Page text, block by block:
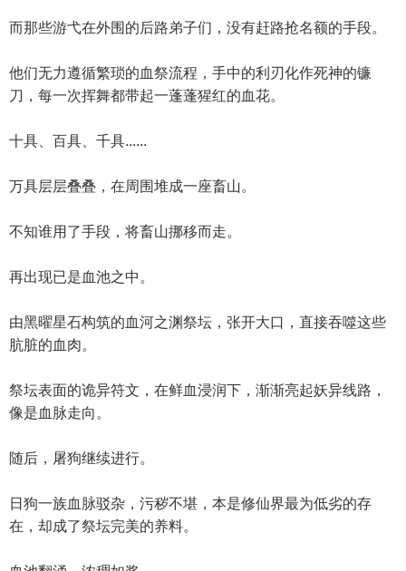
而那些游弋在外围的后路弟子们，没有赶路抢名额的手段。
他们无力遵循繁琐的血祭流程，手中的利刃化作死神的镰
刀，每一次挥舞都带起一蓬蓬猩红的血花。
十具、百具、千具......
万具层层叠叠，在周围堆成一座畜山。
不知谁用了手段，将畜山挪移而走。
再出现已是血池之中。
由黑曜星石构筑的血河之渊祭坛，张开大口，直接吞噬这些
肮脏的血肉。
祭坛表面的诡异符文，在鲜血浸润下，渐渐亮起妖异线路，
像是血脉走向。
随后，屠狗继续进行。
日狗一族血脉驳杂，污秽不堪，本是修仙界最为低劣的存
在，却成了祭坛完美的养料。